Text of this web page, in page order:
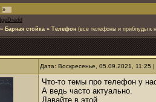
»
» Барная стойка » Телефон (все телефоны и приблуды к
Дата: Воскресенье, 05.09.2021,
Что-то темы про телефон у
А ведь часто актуально.
Давайте в этой.